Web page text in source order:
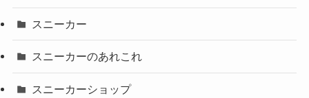
スニーカー
スニーカーのあれこれ
スニーカーショップ